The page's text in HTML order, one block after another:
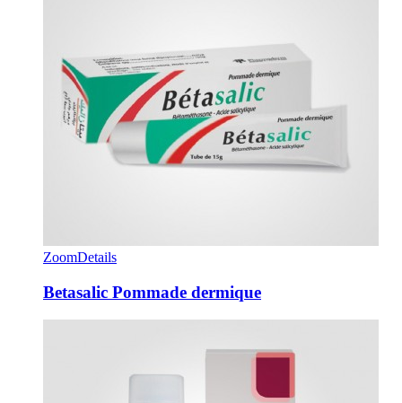
ZoomDetails
Betasalic Pommade dermique